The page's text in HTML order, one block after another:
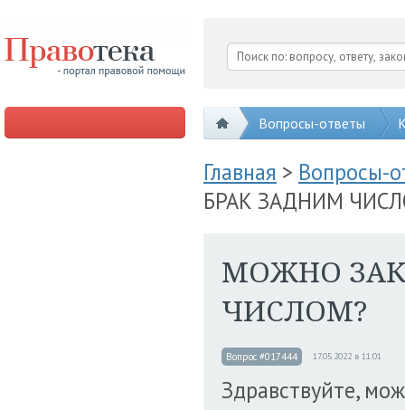
Вопросы-ответы
Главная > Вопросы-
БРАК ЗАДНИМ
МОЖНО
ЧИСЛОМ?
Вопрос #017444 17.05.2022 в 11:01
Здравствуйте,